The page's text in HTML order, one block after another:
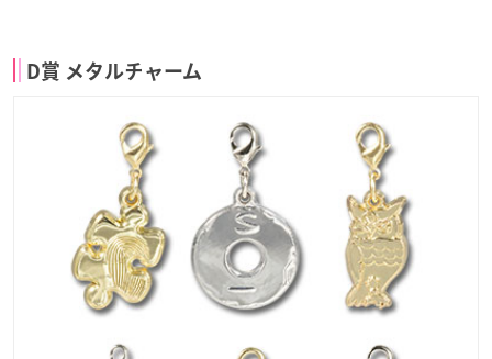
D賞 メタルチャーム